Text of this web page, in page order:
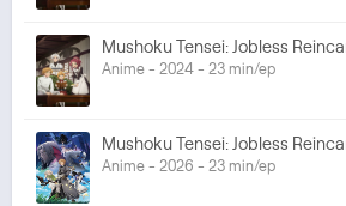
Mushoku Tensei: Jobless
Anime - 2024 - 23 min/ep
Mushoku Tensei: Jobless
Anime - 2026 - 23 min/ep